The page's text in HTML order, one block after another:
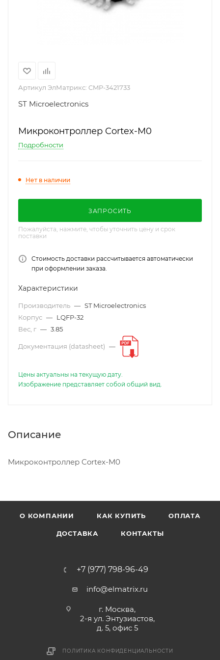
Артикул ЭлМатрикс: CMP-3421733
ST Microelectronics
Микроконтроллер Cortex-M0
Подробности
Нет в наличии
ЗАПРОСИТЬ
Пожалуйста, нажмите, чтобы уточнить цену и срок
поставки
Стоимость доставки рассчитывается автоматически
при оформлении заказа.
Характеристики
Производитель — ST Microelectronics
Корпус — LQFP-32
Вес, г — 3.85
Документация (datasheet) —
Цены актуальны на текущую дату.
Изображение представляет собой общий вид.
Описание
Микроконтроллер Cortex-M0
О КОМПАНИИ КАК КУПИТЬ ОПЛАТА
ДОСТАВКА КОНТАКТЫ
+7 (977) 798-96-49
info@elmatrix.ru
г. Москва,
2-я ул. Энтузиастов,
д. 5, офис 5
ПОЛИТИКА КОНФИДЕНЦИАЛЬНОСТИ